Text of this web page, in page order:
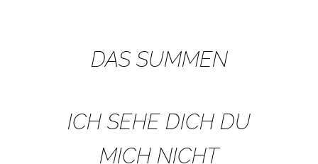
DAS SUMMEN
ICH SEHE DICH DU
MICH NICHT